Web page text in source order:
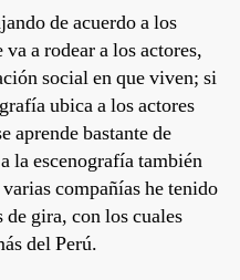
de acuerdo a los
a rodear a los actores,
social en que viven; si
ubica a los actores
aprende bastante de
la escenografía también
compañías he tenido
gira, con los cuales
del Perú.